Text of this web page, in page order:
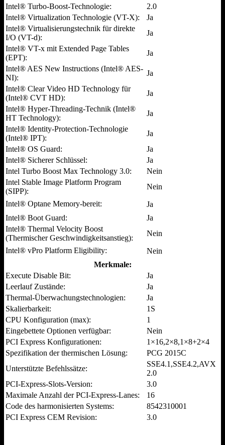
Intel® Turbo-Boost-Technologie:
2.0
Intel® Virtualization Technologie (VT-X):
Ja
Intel® Virtualisierungstechnik für direkte
I/O (VT-d):
Ja
Intel® VT-x mit Extended Page Tables
(EPT):
Ja
Intel® AES New Instructions (Intel® AES-
NI):
Ja
Intel® Clear Video HD Technology für
(Intel® CVT HD):
Ja
Intel® Hyper-Threading-Technik (Intel®
HT Technology):
Ja
Intel® Identity-Protection-Technologie
(Intel® IPT):
Ja
Intel® OS Guard:
Ja
Intel® Sicherer Schlüssel:
Ja
Intel Turbo Boost Max Technology 3.0:
Nein
Intel Stable Image Platform Program
(SIPP):
Nein
Intel® Optane Memory-bereit:
Ja
Intel® Boot Guard:
Ja
Intel® Thermal Velocity Boost
(Thermischer Geschwindigkeitsanstieg):
Nein
Intel® vPro Platform Eligibility:
Nein
Merkmale:
Execute Disable Bit:
Ja
Leerlauf Zustände:
Ja
Thermal-Überwachungstechnologien:
Ja
Skalierbarkeit:
1S
CPU Konfiguration (max):
1
Eingebettete Optionen verfügbar:
Nein
PCI Express Konfigurationen:
1×16,2×8,1×8+2×4
Spezifikation der thermischen Lösung:
PCG 2015C
Unterstützte Befehlssätze:
SSE4.1,SSE4.2,AVX
2.0
PCI-Express-Slots-Version:
3.0
Maximale Anzahl der PCI-Express-Lanes:
16
Code des harmonisierten Systems:
8542310001
PCI Express CEM Revision:
3.0